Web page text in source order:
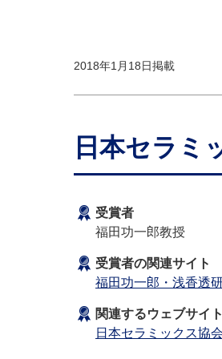
2018年1月18日掲載
日本セラミ
受賞者
福田功一郎教授
受賞者の関連サイト
福田功一郎・浅香透
関連するウェブサイト
日本セラミックス協